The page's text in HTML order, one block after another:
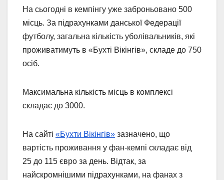
На сьогодні в кемпінгу уже заброньовано 500
місць. За підрахунками данської Федерації
футболу, загальна кількість уболівальників, які
проживатимуть в «Бухті Вікінгів», складе до 750
осіб.
Максимальна кількість місць в комплексі
складає до 3000.
На сайті «Бухти Вікінгів» зазначено, що
вартість проживання у фан-кемпі складає від
25 до 115 євро за день. Відтак, за
найскромнішими підрахунками, на фанах з